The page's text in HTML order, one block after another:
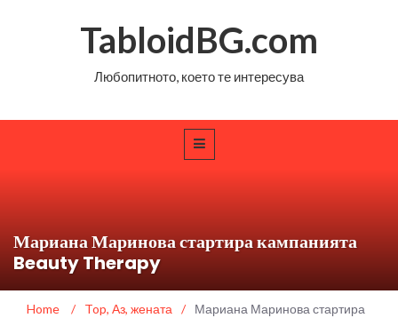
TabloidBG.com
Любопитното, което те интересува
Мариана Маринова стартира кампанията
Beauty Therapy
Home / Top, Аз, жената /
Мариана Маринова стартира